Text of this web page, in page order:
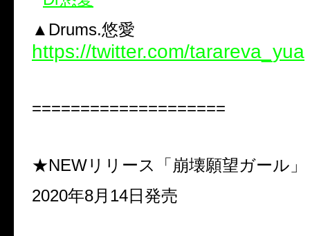
▲Drums.悠愛
https://twitter.com/tarareva_yua
====================
★NEWリリース「崩壊願望ガール」
2020年8月14日発売